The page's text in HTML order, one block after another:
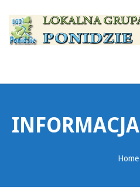
Menu
INFORMACJA
Home